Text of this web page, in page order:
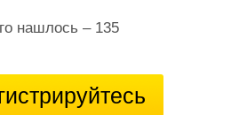
нашлось – 135